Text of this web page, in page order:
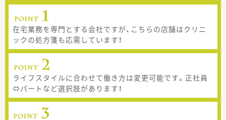
在宅業務を専門とする会社ですが、こちらの店舗はクリニ
ックの処方箋も応需しています！
ライフスタイルに合わせて働き方は変更可能です。正社員
⇔パートなど選択肢があります！